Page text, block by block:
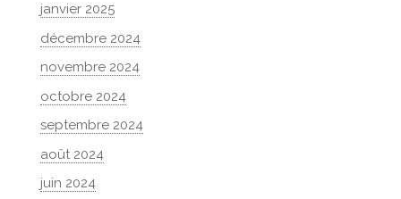
janvier 2025
décembre 2024
novembre 2024
octobre 2024
septembre 2024
août 2024
juin 2024